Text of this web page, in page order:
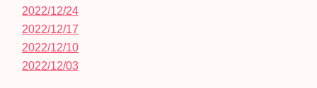
2022/12/24
2022/12/17
2022/12/10
2022/12/03